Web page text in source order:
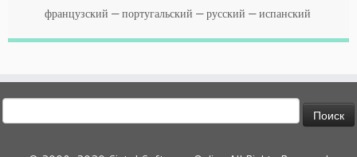
французский — португальский — русский — испанский
Найти: